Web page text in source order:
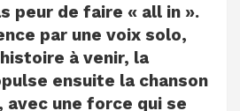
peur de faire « all in ».
par une voix solo,
à venir, la
ensuite la chanson
avec une force qui se